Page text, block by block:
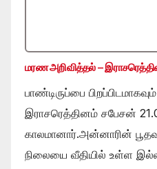
மரண அறிவித்தல் –
பாண்டிருப்பை
இராசரெத்தினம் சபேசன்
காலமானார்.அன்னாரின்
நிலையை வீதியில் உள்ள